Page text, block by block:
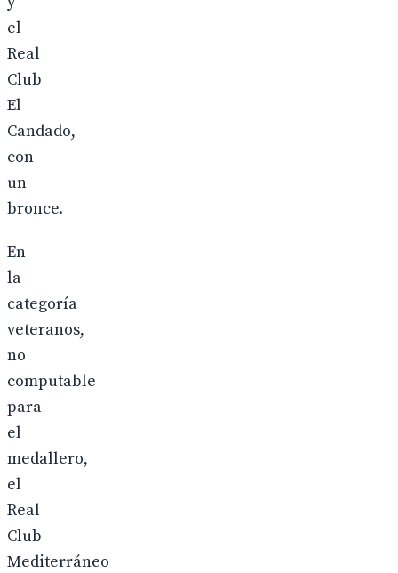
el
Real
Club
El
Candado,
con
un
bronce.
En
la
categoría
veteranos,
no
computable
para
el
medallero,
el
Real
Club
Mediterráneo